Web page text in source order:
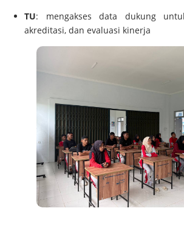
TU: mengakses data dukung
akreditasi, dan evaluasi kinerja